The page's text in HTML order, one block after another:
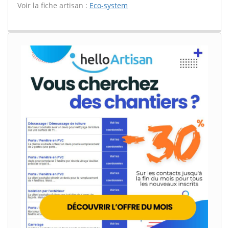
Voir la fiche artisan : Eco-system